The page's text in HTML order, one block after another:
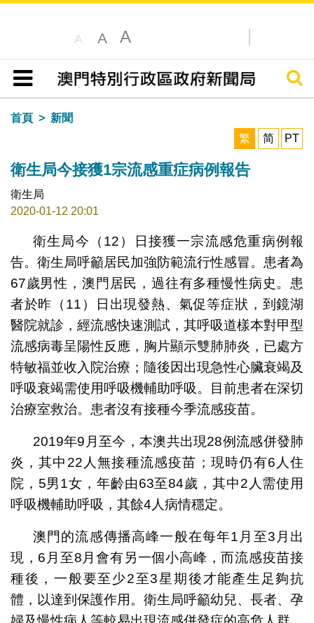
A A A
目錄
搜尋
首頁
新聞
繁
简 PT
衛生局今接獲1宗流感重症病例報告
衛生局
2020-01-12 20:01
衛生局今（12）日接獲一宗流感危重病例報
告。衛生局呼籲居民加強防範流行性感冒。患者為
67歲男性，澳門居民，過往有多種慢性病史。患
者於昨（11）日出現發熱、氣促等症狀，到鏡湖
醫院就診，經流感快速測試，其呼吸道樣本對甲型
流感病毒呈陽性反應，胸片顯示雙肺肺炎，已處方
特敏福並收入院治療；隨後因出現急性心臟衰竭及
呼吸衰竭需使用呼吸機輔助呼吸。目前患者在深切
治療室救治。患者沒有接種今季流感疫苗。
2019年9月至今，本澳共出現28例流感併發肺
炎，其中22人無接種流感疫苗；現時仍有6人住
院，5男1女，年齡由63至84歲，其中2人需使用
呼吸機輔助呼吸，其餘4人病情穩定。
澳門的流感傳播高峰一般在每年1月至3月出
現，6月至8月會有另一個小高峰，而流感疫苗接
種後，一般要至少2至3星期後才能產生足夠抗
體，以達到保護作用。衛生局呼籲幼兒、長者、孕